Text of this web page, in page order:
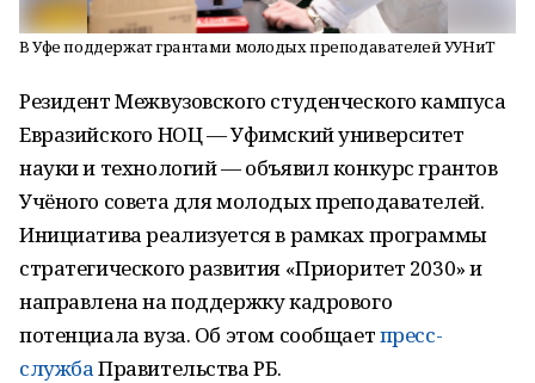
В Уфе поддержат грантами молодых преподавателей УУНиТ
Резидент Межвузовского студенческого кампуса
Евразийского НОЦ — Уфимский университет
науки и технологий — объявил конкурс грантов
Учёного совета для молодых преподавателей.
Инициатива реализуется в рамках программы
стратегического развития «Приоритет 2030» и
направлена на поддержку кадрового
потенциала вуза. Об этом сообщаетпресс-
службаПравительства РБ.